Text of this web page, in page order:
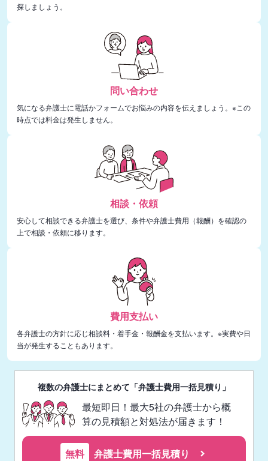
探しましょう。
問い合わせ
気になる弁護士に電話かフォームでお悩みの内容を伝えましょう。※この
時点では料金は発生しません。
相談・依頼
安心して相談できる弁護士を選び、条件や弁護士費用（報酬）を確認の
上で相談・依頼に移ります。
費用支払い
各弁護士の方針に応じ相談料・着手金・報酬金を支払います。※実費や日
当が発生することもあります。
複数の弁護士にまとめて「弁護士費用一括見積り」
最短即日！最大5社の弁護士から概
算の見積額と対処法が届きます！
無料 弁護士費用一括見積り